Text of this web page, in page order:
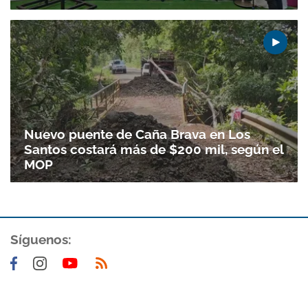
Nuevo puente de Caña Brava en Los
Santos costará más de $200 mil, según el
MOP
Síguenos: